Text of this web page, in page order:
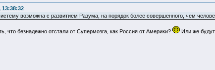
13:38:32
возможна с развитием Разума, на порядок более совершенного, чем
что безнадежно отстали от Супермозга, как Россия от Америки?
Или же